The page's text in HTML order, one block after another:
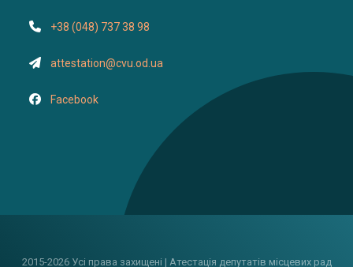
+38 (048) 737 38 98
attestation@cvu.od.ua
Facebook
2015-2026 Усі права захищені | Атестація депутатів місцевих рад